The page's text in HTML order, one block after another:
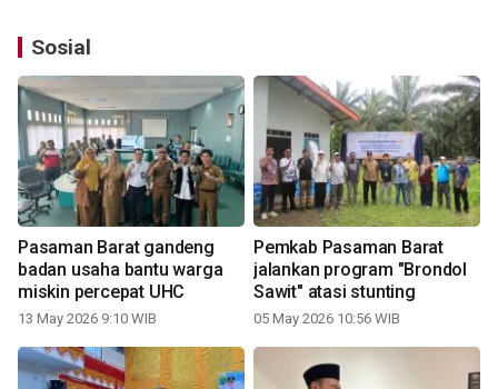
Sosial
Pasaman Barat gandeng
badan usaha bantu warga
miskin percepat UHC
13 May 2026 9:10 WIB
Pemkab Pasaman Barat
jalankan program "Brondol
Sawit" atasi stunting
05 May 2026 10:56 WIB